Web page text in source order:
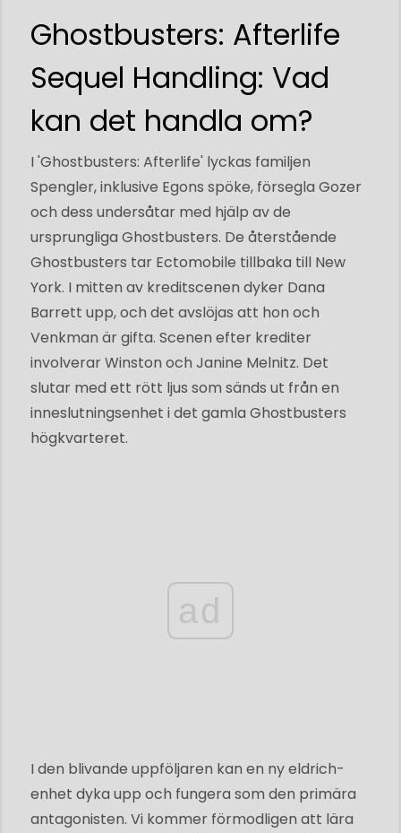
Ghostbusters: Afterlife
Sequel Handling: Vad
kan det handla om?
I 'Ghostbusters: Afterlife' lyckas familjen
Spengler, inklusive Egons spöke, försegla Gozer
och dess undersåtar med hjälp av de
ursprungliga Ghostbusters. De återstående
Ghostbusters tar Ectomobile tillbaka till New
York. I mitten av kreditscenen dyker Dana
Barrett upp, och det avslöjas att hon och
Venkman är gifta. Scenen efter krediter
involverar Winston och Janine Melnitz. Det
slutar med ett rött ljus som sänds ut från en
inneslutningsenhet i det gamla Ghostbusters
högkvarteret.
ad
I den blivande uppföljaren kan en ny eldrich-
enhet dyka upp och fungera som den primära
antagonisten. Vi kommer förmodligen att lära